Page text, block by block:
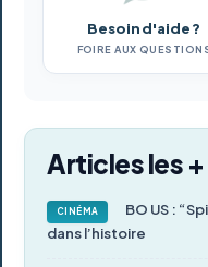
Besoin d'aide ?
FOIRE AUX
Articles les +
CINÉMA
BO US :
dans l’histoire